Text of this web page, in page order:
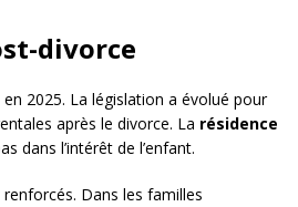
divorce
2025. La législation a évolué pour
après le divorce. La résidence
dans l’intérêt de l’enfant.
Dans les familles